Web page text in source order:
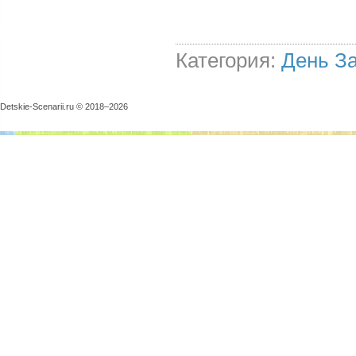
Категория: День
Detskie-Scenarii.ru © 2018–2026